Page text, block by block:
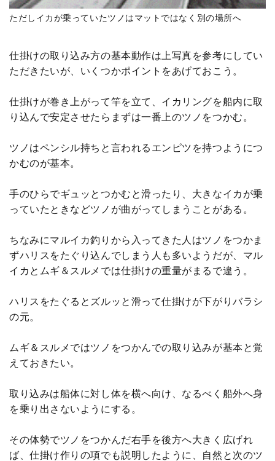
ただしイカが乗っていたツノはマットではなく別の場所へ
仕掛けの取り込み方の基本動作は上写真を参考にしてい
ただきたいが、いくつかポイントをあげておこう。
仕掛けが巻き上がって竿を立て、イカリングを船内に取
り込んで安定させたらまずは一番上のツノをつかむ。
ツノはペンシル持ちと言われるエンピツを持つようにつ
かむのが基本。
手のひらでギュッとつかむと滑ったり、大きなイカが乗
っていたときなどツノが曲がってしまうことがある。
ちなみにマルイカ釣りから入ってきた人はツノをつかま
ずハリスをたぐり込んでしまう人も多いようだが、マル
イカとムギ＆スルメでは仕掛けの重量がまるで違う。
ハリスをたぐるとズルッと滑って仕掛けが下がりバラシ
の元。
ムギ＆スルメではツノをつかんでの取り込みが基本と覚
えておきたい。
取り込みは船体に対し体を横へ向け、なるべく船外へ身
を乗り出さないようにする。
その体勢でツノをつかんだ右手を後方へ大きく広げれ
ば、仕掛け作りの項でも説明したように、自然と次のツ